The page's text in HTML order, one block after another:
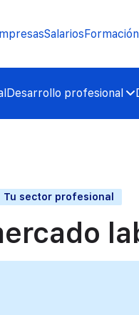
SalariosFormación
Desarrollo profesional
Tu sector profesional